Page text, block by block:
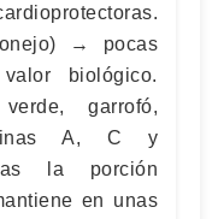
→ pocas
biológico.
garrofó,
A, C y
la porción
en unas